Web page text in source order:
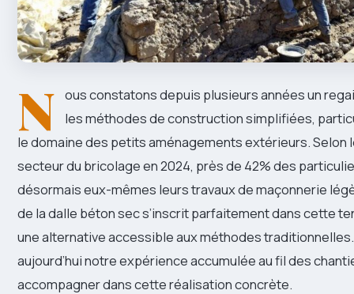
N ous constatons depuis plusieurs années un
les méthodes de construction simplifiées,
le domaine des petits aménagements extérieurs. Selon
secteur du bricolage en 2024, près de 42% des
désormais eux-mêmes leurs travaux de maçonnerie
de la dalle béton sec s’inscrit parfaitement dans cette
une alternative accessible aux méthodes
aujourd’hui notre expérience accumulée au fil des
accompagner dans cette réalisation concrète.